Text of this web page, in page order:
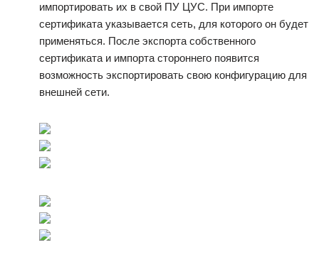
импортировать их в свой ПУ ЦУС. При импорте
сертификата указывается сеть, для которого он будет
применяться. После экспорта собственного
сертификата и импорта стороннего появится
возможность экспортировать свою конфигурацию для
внешней сети.